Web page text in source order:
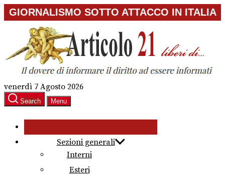
Skip
to
content
GIORNALISMO SOTTO ATTACCO IN ITALIA
venerdì 7 Agosto 2026
Search Menu
Sezioni generali
Interni
Esteri